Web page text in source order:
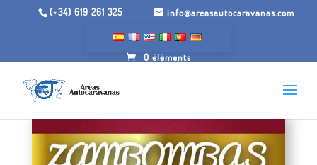
(+34) 619 261 325 info@areasautocaravanas.com
0 éléments